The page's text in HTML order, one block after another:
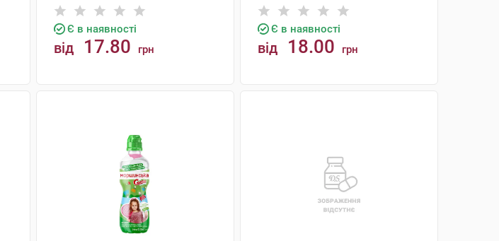
Є в наявності
від 17.80 грн
Є в наявності
від 18.00 грн